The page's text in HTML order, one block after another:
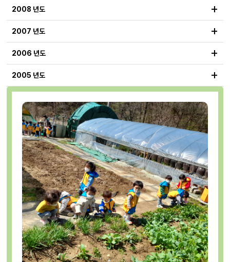
2008 년도 +
2007 년도 +
2006 년도 +
2005 년도 +